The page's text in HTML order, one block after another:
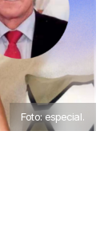
Foto: especial.